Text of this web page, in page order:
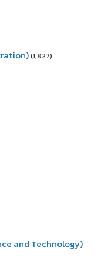
(1,827)
and Technology)